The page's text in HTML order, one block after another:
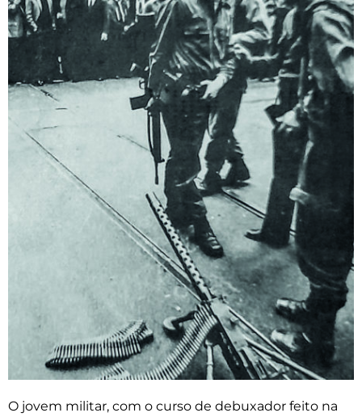
O jovem militar, com o curso de debuxador feito na